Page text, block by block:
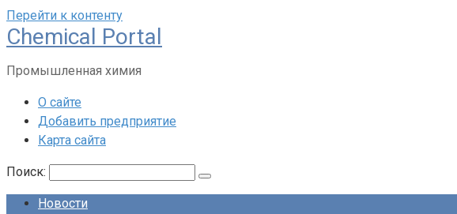
Перейти к контенту
Chemical Portal
Промышленная химия
О сайте
Добавить предприятие
Карта сайта
Поиск:
Новости